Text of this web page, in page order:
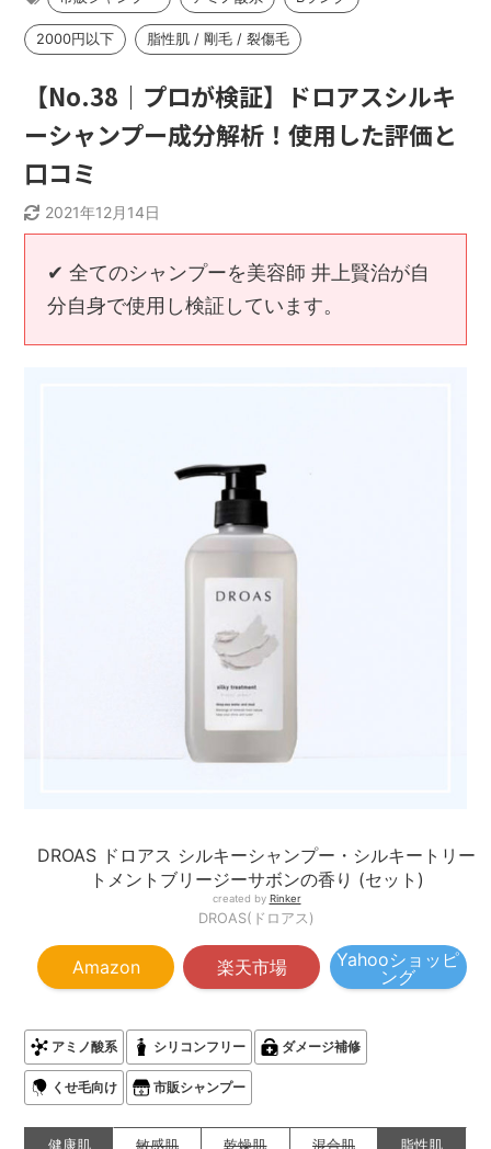
【No.38｜プロが検証】ドロアスシルキ
ーシャンプー成分解析！使用した評価と
口コミ
2021年12月14日
✔︎ 全てのシャンプーを美容師 井上賢治が自
分自身で使用し検証しています。
DROAS ドロアス シルキーシャンプー・シルキートリー
トメントブリージーサボンの香り (セット)
created by Rinker
DROAS(ドロアス)
Amazon 楽天市場
Yahooショッピ
ング
アミノ酸系 シリコンフリー ダメージ補修
くせ毛向け 市販シャンプー
健康肌 敏感肌 乾燥肌 混合肌 脂性肌